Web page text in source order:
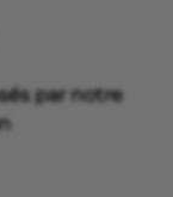
par notre